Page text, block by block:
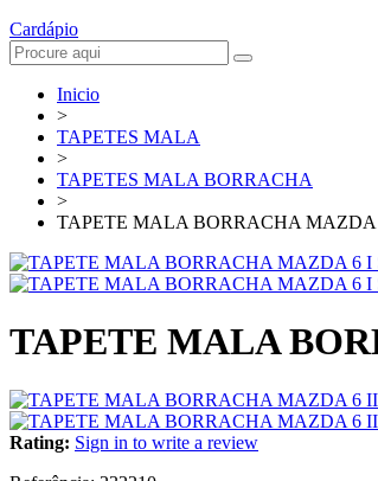
Cardápio
Inicio
>
TAPETES MALA
>
TAPETES MALA BORRACHA
>
TAPETE MALA BORRACHA MAZDA
TAPETE MALA
Rating: Sign in to write a review